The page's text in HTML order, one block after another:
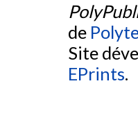
de
Site
EPrints.